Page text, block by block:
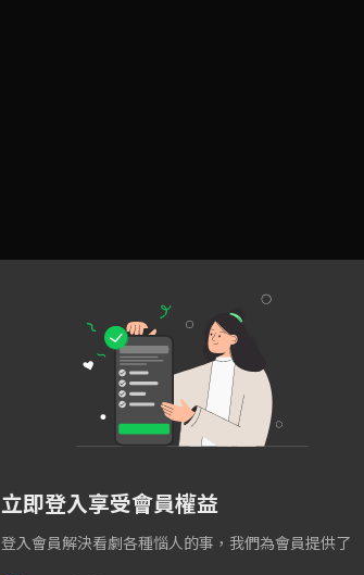
立即登入享受會員權益
登入會員解決看劇各種惱人的事，我們為會員提供了